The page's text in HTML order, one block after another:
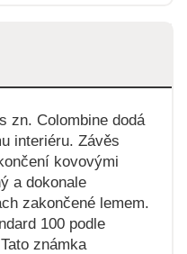
zn. Colombine dodá
interiéru. Závěs
kovovými
a dokonale
zakončené lemem.
100 podle
známka